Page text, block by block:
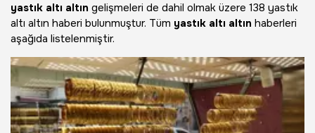
yastık altı altın gelişmeleri de dahil olmak üzere 138 yastık
altı altın haberi bulunmuştur. Tüm yastık altı altın haberleri
aşağıda listelenmiştir.